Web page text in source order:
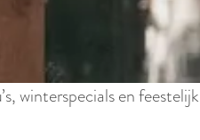
winterspecials en